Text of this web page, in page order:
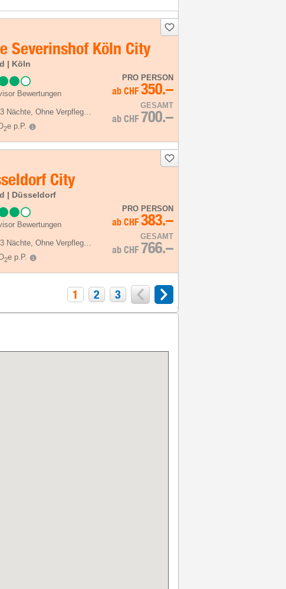
Severinshof Köln City
| Köln
Bewertungen
3 Nächte, Ohne Verpflegung
2e p.P.
PRO PERSON
ab CHF 350.–
GESAMT
ab CHF 700.–
City
| Düsseldorf
Bewertungen
3 Nächte, Ohne Verpflegung
2e p.P.
PRO PERSON
ab CHF 383.–
GESAMT
ab CHF 766.–
1 2 3